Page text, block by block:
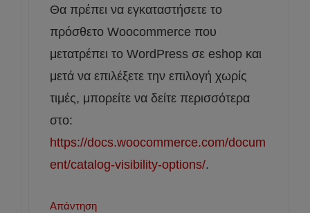
Θα πρέπει να εγκαταστήσετε το
πρόσθετο Woocommerce που
μετατρέπει το WordPress σε eshop και
μετά να επιλέξετε την επιλογή χωρίς
τιμές, μπορείτε να δείτε περισσότερα
στο:
https://docs.woocommerce.com/docum
ent/catalog-visibility-options/.
Απάντηση